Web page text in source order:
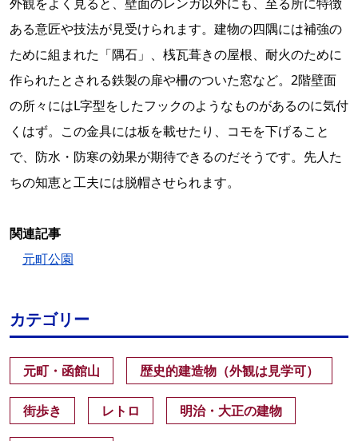
ある意匠や技法が見受けられます。建物の四隅には補強の
ために組まれた「隅石」、桟瓦葺きの屋根、耐火のために
作られたとされる鉄製の扉や柵のついた窓など。2階壁面
の所々にはL字型をしたフックのようなものがあるのに気付
くはず。この金具には板を載せたり、コモを下げること
で、防水・防寒の効果が期待できるのだそうです。先人た
ちの知恵と工夫には脱帽させられます。
関連記事
元町公園
カテゴリー
元町・函館山 歴史的建造物（外観は見学可）
街歩き レトロ 明治・大正の建物